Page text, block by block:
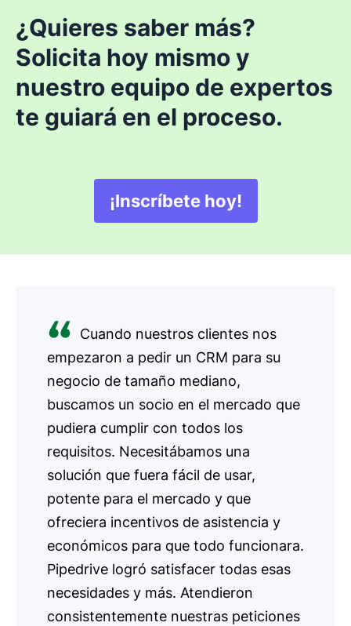
¿Quieres saber más?
Solicita hoy mismo y
nuestro equipo de expertos
te guiará en el proceso.
¡Inscríbete hoy!
Se abre en una
Cuando nuestros clientes nos
empezaron a pedir un CRM para su
negocio de tamaño mediano,
buscamos un socio en el mercado que
pudiera cumplir con todos los
requisitos. Necesitábamos una
solución que fuera fácil de usar,
potente para el mercado y que
ofreciera incentivos de asistencia y
económicos para que todo funcionara.
Pipedrive logró satisfacer todas esas
necesidades y más. Atendieron
consistentemente nuestras peticiones